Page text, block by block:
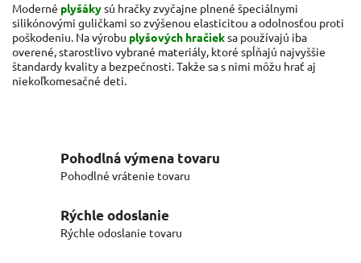
Moderné plyšákysú hračky zvyčajne plnené špeciálnymi
silikónovými guličkami so zvýšenou elasticitou a odolnosťou proti
poškodeniu. Na výrobu plyšových hračieksa používajú iba
overené, starostlivo vybrané materiály, ktoré spĺňajú najvyššie
štandardy kvality a bezpečnosti. Takže sa s nimi môžu hrať aj
niekoľkomesačné deti.
Pohodlná výmena tovaru
Pohodlné vrátenie tovaru
Rýchle odoslanie
Rýchle odoslanie tovaru